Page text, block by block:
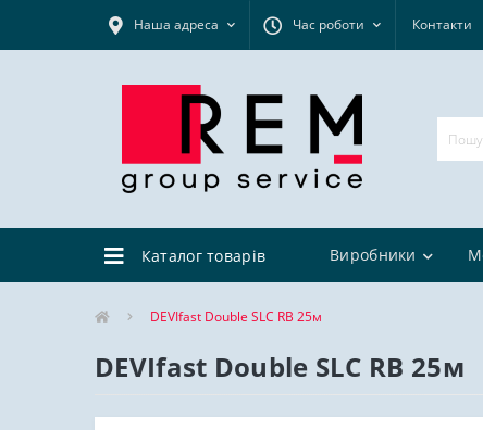
Наша адреса Час роботи Контакти
Каталог товарів Виробники
DEVIfast Double SLC RB 25м
DEVIfast Double SLC RB 25м